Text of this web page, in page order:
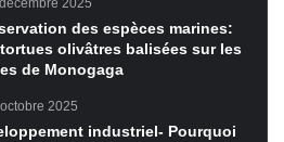
2025
des espèces marines:
olivâtres balisées sur les
de Monogaga
2025
industriel- Pourquoi